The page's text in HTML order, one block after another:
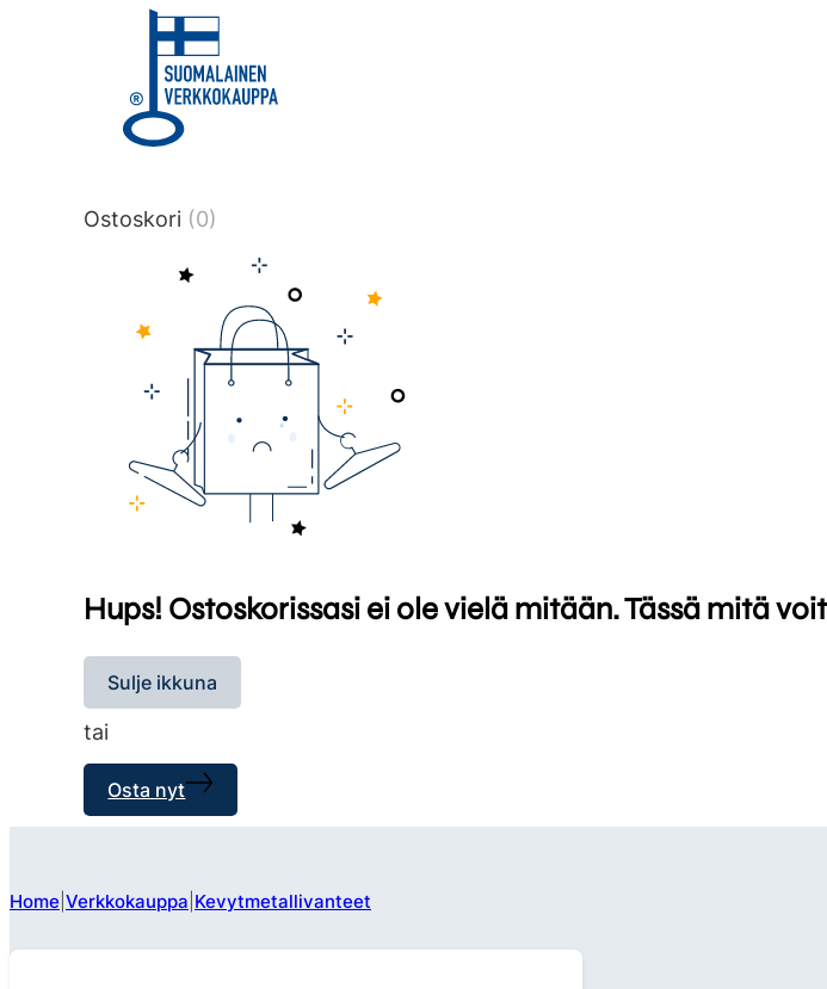
title or content.","post_type":
tmlmvi","meta_query":
data-original-query-vars="[]" data-page="1" data-max-
Ostoskori (0)
Hups! Ostoskorissasi ei ole vielä mitään. Tässä mitä
Sulje ikkuna
tai
Osta nyt
Home Verkkokauppa Kevytmetallivanteet